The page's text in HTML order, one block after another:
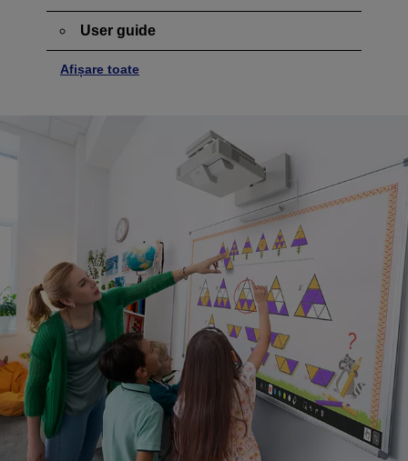
User guide
Afișare toate